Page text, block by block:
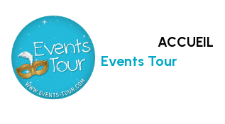
Events Tour
ACCUEIL